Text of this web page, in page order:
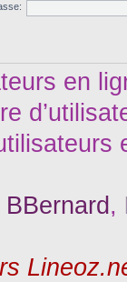
en
BBernard ,